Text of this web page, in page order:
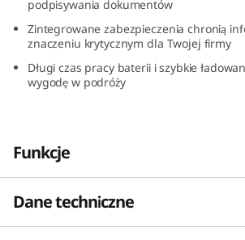
e
podpisywania dokumentów
Zintegrowane zabezpieczenia chronią
znaczeniu krytycznym dla Twojej firmy
Długi czas pracy baterii i szybkie
wygodę w podróży
Funkcje
Szybki i mocny = zwycięska
Laptop 2-w-1 ThinkPad L13 Yoga
Dane techniczne